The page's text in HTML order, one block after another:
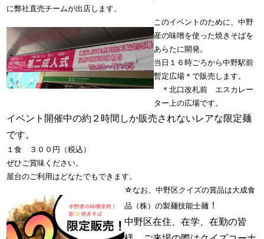
に弊社直売チームが出店します。
このイベントのために、中野
産の味噌を使った焼きそばを
あらたに開発。
当日１６時ごろから中野駅前
暫定広場＊で販売します。
＊北口改札前 エスカレー
ター上の広場です。
イベント開催中の約２時間しか販売されないレアな限定麺
です。
１食 ３００円（税込）
ぜひご賞味ください。
屋台のご利用はどなたでもできます。
☆なお、中野区クイズの賞品は大成食
品（株）の製麺技能士麺 ！
中野区在住、在学、在勤の皆